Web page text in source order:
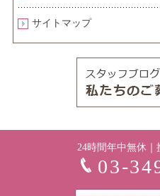
サイトマップ
24時間年中無休
03-